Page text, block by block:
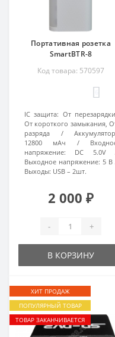
Портативная розетка
SmartBTR-8
Код товара: 570597
IC защита: От
От короткого замыкания,
разряда
12800 мАч
напряжение:
DC 5.0V
Выходное напряжение: 5 В
Выходы: USB – 2шт.
2 000 ₽
- +
В КОРЗИНУ
ХИТ ПРОДАЖ
ПОПУЛЯРНЫЙ ТОВАР
ТОВАР ЗАКАНЧИВАЕТСЯ